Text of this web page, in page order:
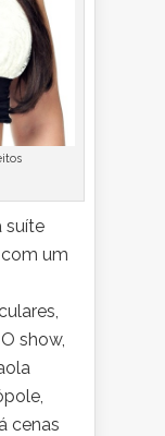
suíte
um
show,
cenas